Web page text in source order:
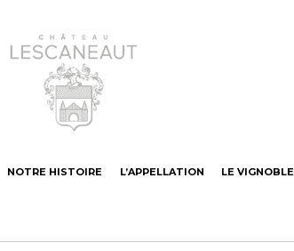
Château Lescaneaut
NOTRE HISTOIRE L’APPELLATION LE VIGNOBLE